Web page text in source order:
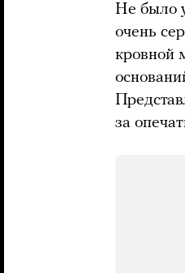
Не было
очень
кровной
за